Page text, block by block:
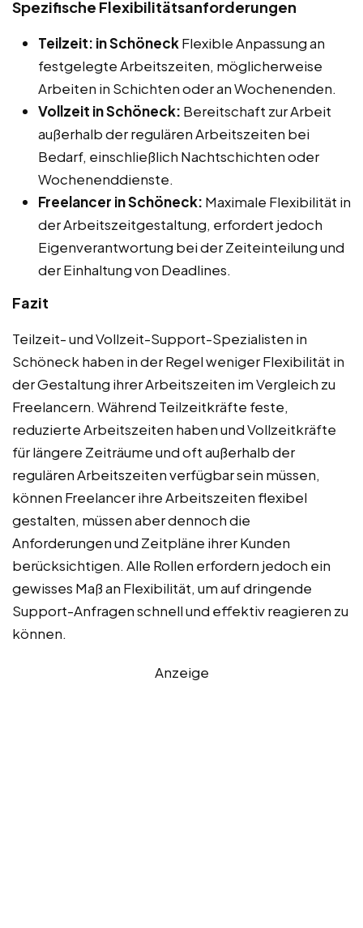
Spezifische Flexibilitätsanforderungen
Teilzeit: in SchöneckFlexible Anpassung an
festgelegte Arbeitszeiten, möglicherweise
Arbeiten in Schichten oder an Wochenenden.
Vollzeit in Schöneck: Bereitschaft zur Arbeit
außerhalb der regulären Arbeitszeiten bei
Bedarf, einschließlich Nachtschichten oder
Wochenenddienste.
Freelancer in Schöneck: Maximale Flexibilität in
der Arbeitszeitgestaltung, erfordert jedoch
Eigenverantwortung bei der Zeiteinteilung und
der Einhaltung von Deadlines.
Fazit
Teilzeit- und Vollzeit-Support-Spezialisten in
Schöneck haben in der Regel weniger Flexibilität in
der Gestaltung ihrer Arbeitszeiten im Vergleich zu
Freelancern. Während Teilzeitkräfte feste,
reduzierte Arbeitszeiten haben und Vollzeitkräfte
für längere Zeiträume und oft außerhalb der
regulären Arbeitszeiten verfügbar sein müssen,
können Freelancer ihre Arbeitszeiten flexibel
gestalten, müssen aber dennoch die
Anforderungen und Zeitpläne ihrer Kunden
berücksichtigen. Alle Rollen erfordern jedoch ein
gewisses Maß an Flexibilität, um auf dringende
Support-Anfragen schnell und effektiv reagieren zu
können.
Anzeige